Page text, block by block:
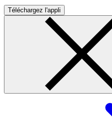
Téléchargez l'appli